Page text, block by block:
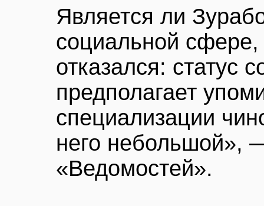
Является ли
социальной сфере,
отказался: статус
предполагает
специализации
него небольшой»,
«Ведомостей».